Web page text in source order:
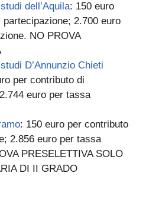
dell’Aquila: 150 euro
2.700 euro
NO PROVA
D’Annunzio Chieti
per contributo di
euro per tassa
: 150 euro per contributo
2.856 euro per tassa
PRESELETTIVA SOLO
DI II GRADO